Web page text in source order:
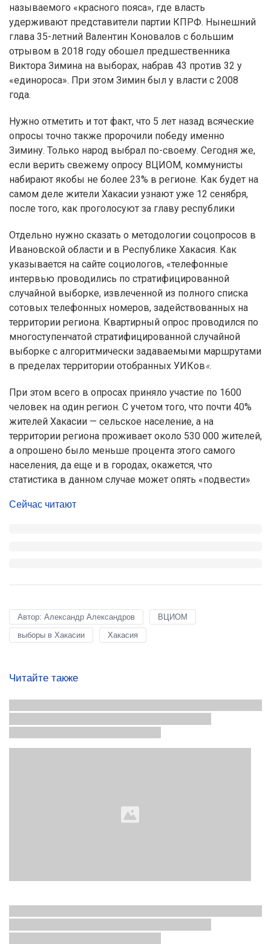
называемого «красного пояса», где власть
удерживают представители партии КПРФ. Нынешний
глава 35-летний Валентин Коновалов с большим
отрывом в 2018 году обошел предшественника
Виктора Зимина на выборах, набрав 43 против 32 у
«единороса». При этом Зимин был у власти с 2008
года.
Нужно отметить и тот факт, что 5 лет назад всяческие
опросы точно также пророчили победу именно
Зимину. Только народ выбрал по-своему. Сегодня же,
если верить свежему опросу ВЦИОМ, коммунисты
набирают якобы не более 23% в регионе. Как будет на
самом деле жители Хакасии узнают уже 12 сенября,
после того, как проголосуют за главу республики
Отдельно нужно сказать о методологии соцопросов в
Ивановской области и в Республике Хакасия. Как
указывается на сайте социологов, «телефонные
интервью проводились по стратифицированной
случайной выборке, извлеченной из полного списка
сотовых телефонных номеров, задействованных на
территории региона. Квартирный опрос проводился по
многоступенчатой стратифицированной случайной
выборке с алгоритмически задаваемыми маршрутами
в пределах территории отобранных УИКов«.
При этом всего в опросах приняло участие по 1600
человек на один регион. С учетом того, что почти 40%
жителей Хакасии — сельское население, а на
территории региона проживает около 530 000 жителей,
а опрошено было меньше процента этого самого
населения, да еще и в городах, окажется, что
статистика в данном случае может опять «подвести»
Сейчас читают
Автор: Александр Александров
ВЦИОМ
выборы в Хакасии
Хакасия
Читайте также